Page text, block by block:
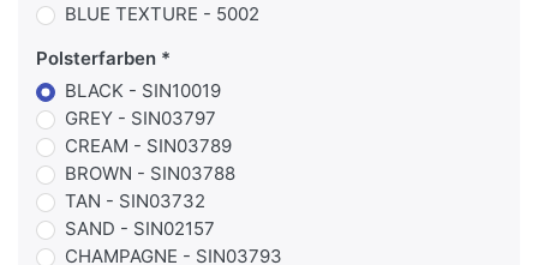
BLUE TEXTURE - 5002
Polsterfarben
BLACK - SIN10019
GREY - SIN03797
CREAM - SIN03789
BROWN - SIN03788
TAN - SIN03732
SAND - SIN02157
CHAMPAGNE - SIN03793